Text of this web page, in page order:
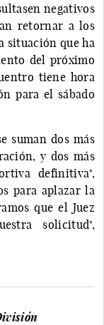
negativos
retornar a los
situación que ha
del próximo
tiene hora
para el sábado
suman dos más
y dos más
definitiva",
para aplazar la
que el Juez
solicitud",